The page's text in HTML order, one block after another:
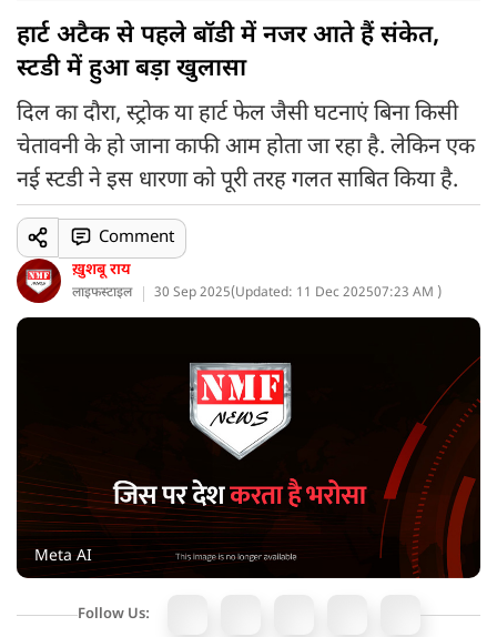
हार्ट अटैक से पहले बॉडी में नजर आते हैं संकेत,
स्टडी में हुआ बड़ा खुलासा
दिल का दौरा, स्ट्रोक या हार्ट फेल जैसी घटनाएं बिना किसी
चेतावनी के हो जाना काफी आम होता जा रहा है. लेकिन एक
नई स्टडी ने इस धारणा को पूरी तरह गलत साबित किया है.
ख़ुशबू राय
लाइफस्टाइल 30 Sep 2025(Updated: 11 Dec 202507:23 AM )
Comment
Meta AI
Follow Us: